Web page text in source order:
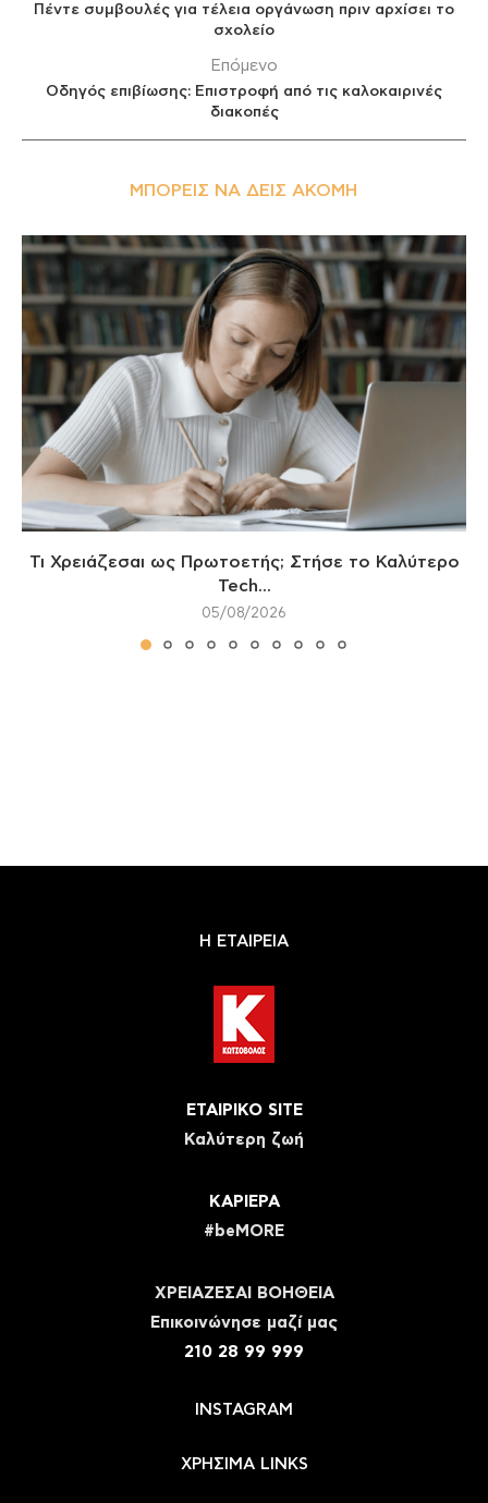
Πέντε συμβουλές για τέλεια οργάνωση πριν αρχίσει το
σχολείο
Επόμενο
Οδηγός επιβίωσης: Επιστροφή από τις καλοκαιρινές
διακοπές
ΜΠΟΡΕΊΣ ΝΑ ΔΕΙΣ ΑΚΌΜΗ
Τι Χρειάζεσαι ως Πρωτοετής; Στήσε το Καλύτερο
Tech...
05/08/2026
Η ΕΤΑΙΡΕΙΑ
ΕΤΑΙΡΙΚΟ SITE
Καλύτερη ζωή
ΚΑΡΙΕΡΑ
#beMORE
ΧΡΕΙΑΖΕΣΑΙ ΒΟΗΘΕΙΑ
Eπικοινώνησε μαζί μας
210 28 99 999
INSTAGRAM
ΧΡΗΣΙΜΑ LINKS